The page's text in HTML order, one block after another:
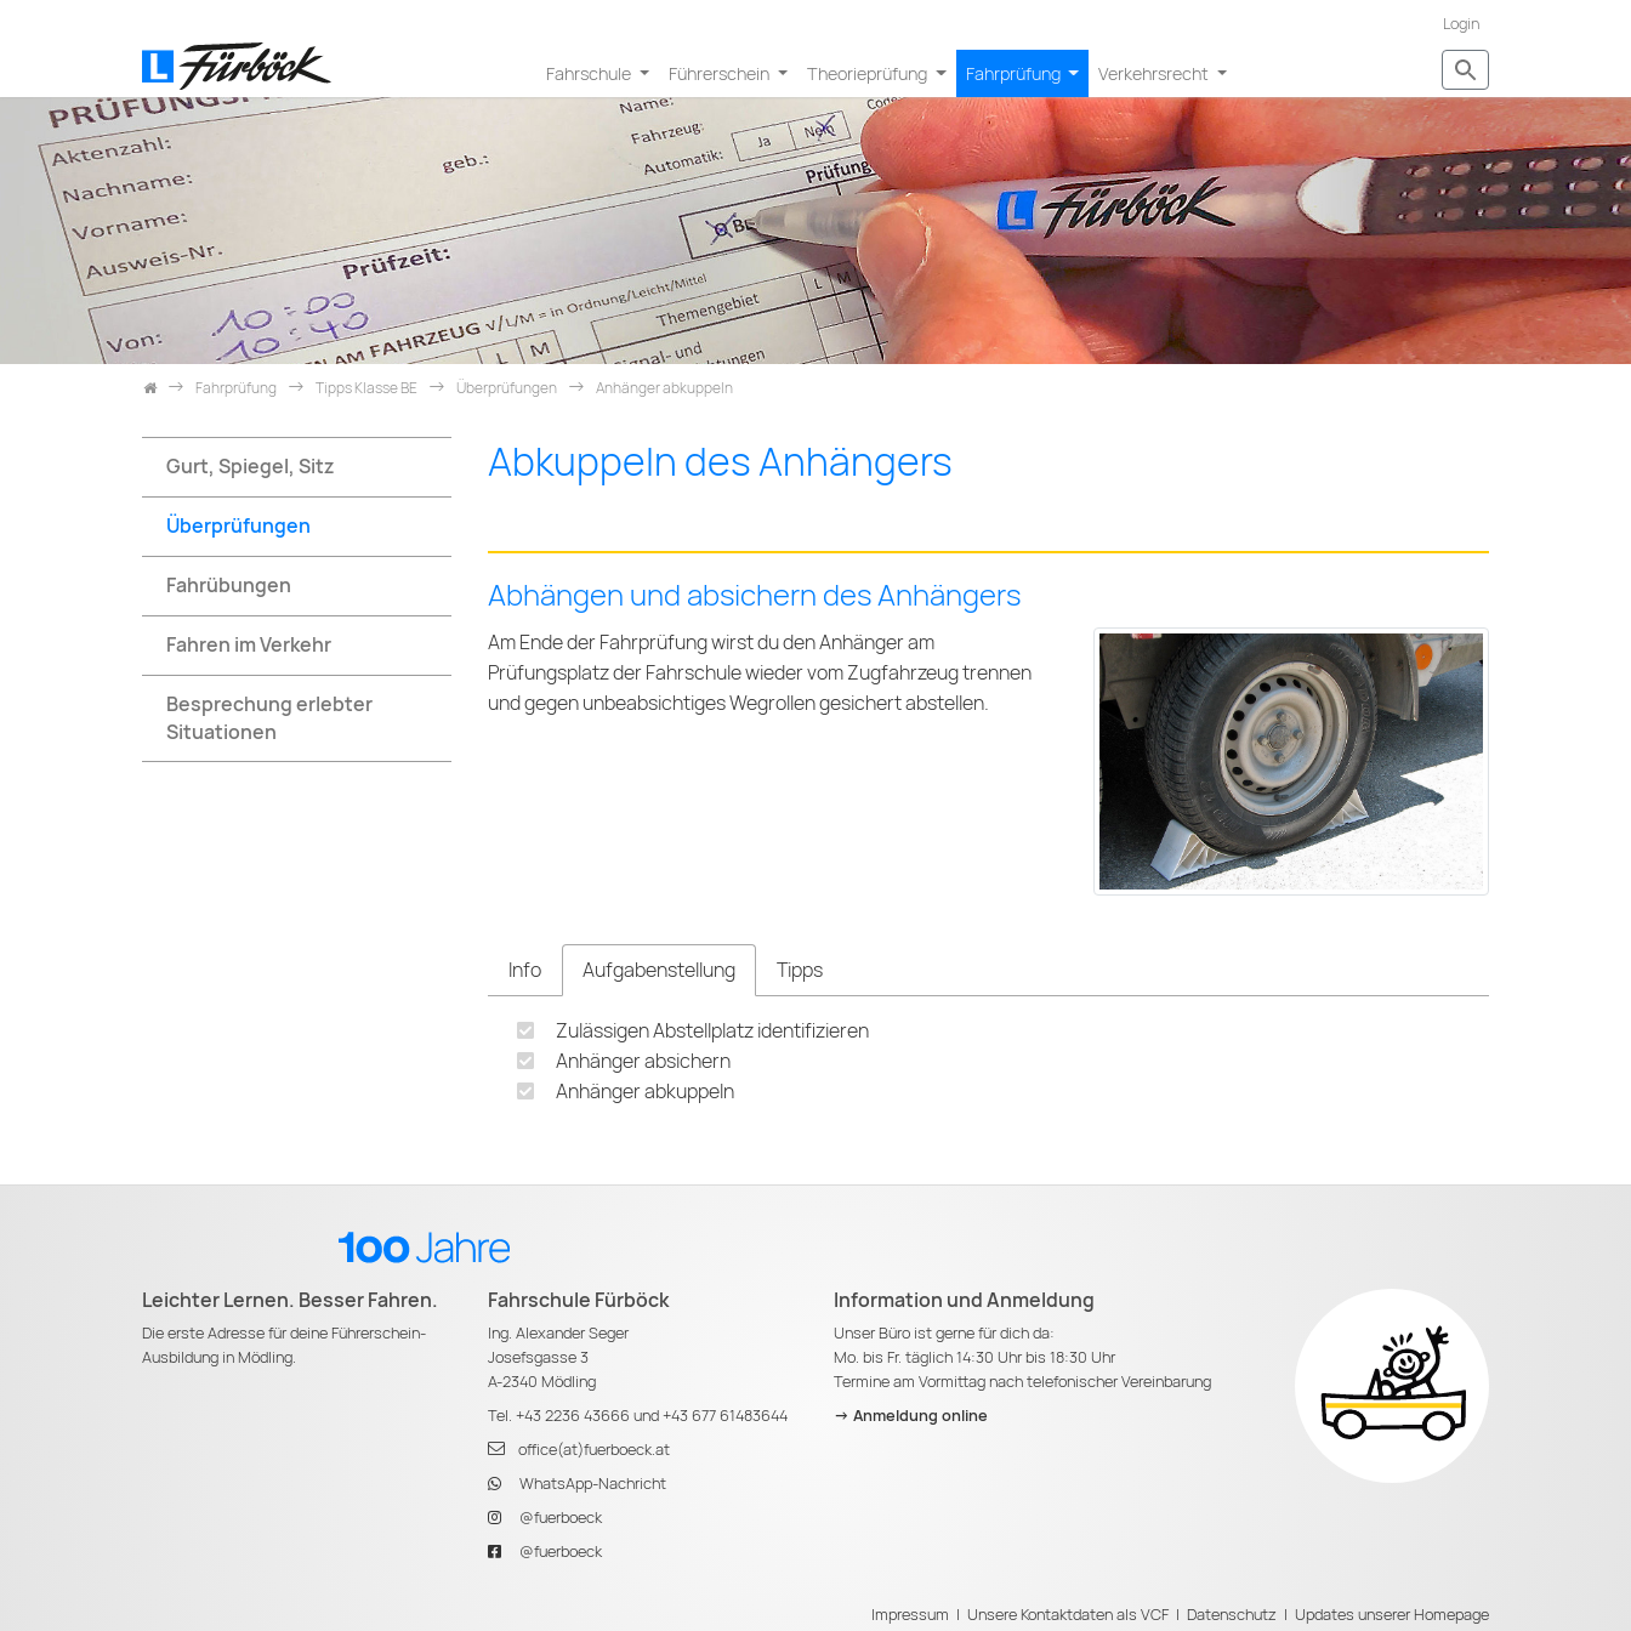
Skip navigation
Login
Fahrschule Führerschein Theorieprüfung Fahrprüfung Verkehrsrecht
Fahrprüfung Tipps Klasse BE Überprüfungen Anhänger abkuppeln
Abkuppeln des Anhängers
Abhängen und absichern des Anhängers
Am Ende der Fahrprüfung wirst du den Anhänger am
Prüfungsplatz der Fahrschule wieder vom Zugfahrzeug trennen
und gegen unbeabsichtiges Wegrollen gesichert abstellen.
Info Aufgabenstellung Tipps
Zulässigen Abstellplatz identifizieren
Anhänger absichern
Anhänger abkuppeln
Gurt, Spiegel, Sitz
Überprüfungen
Fahrübungen
Fahren im Verkehr
Besprechung erlebter
Situationen
Leichter Lernen. Besser Fahren.
Die erste Adresse für deine Führerschein-
Ausbildung in Mödling.
Fahrschule Fürböck
Ing. Alexander Seger
Josefsgasse 3
A-2340 Mödling
Tel. +43 2236 43666 und+43 677 61483644
office(at)fuerboeck.at
WhatsApp-Nachricht
@fuerboeck
@fuerboeck
Information und Anmeldung
Unser Büro ist gerne für dich da:
Mo. bis Fr. täglich 14:30 Uhr bis 18:30 Uhr
Termine am Vormittag nach telefonischer Vereinbarung
-> Anmeldung online
Impressum | Unsere Kontaktdaten als VCF | Datenschutz | Updates unserer Homepage